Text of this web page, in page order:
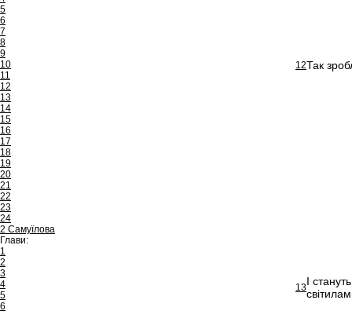
5
6
7
8
9
10
11
12
13
14
15
16
17
18
19
20
21
22
23
24
2 Самуїлова
Глави:
1
2
3
4
5
6
12Так
13І